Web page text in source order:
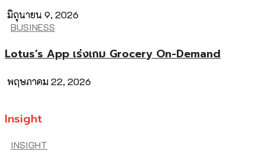
มิถุนายน 9, 2026
BUSINESS
Lotus’s App เร่งเกม Grocery On-Demand
พฤษภาคม 22, 2026
Insight
INSIGHT